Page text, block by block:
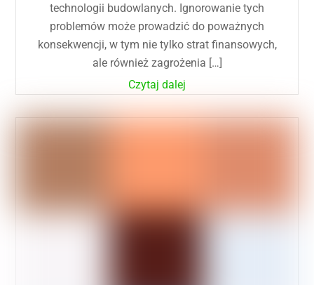
technologii budowlanych. Ignorowanie tych
problemów może prowadzić do poważnych
konsekwencji, w tym nie tylko strat finansowych,
ale również zagrożenia […]
Czytaj dalej